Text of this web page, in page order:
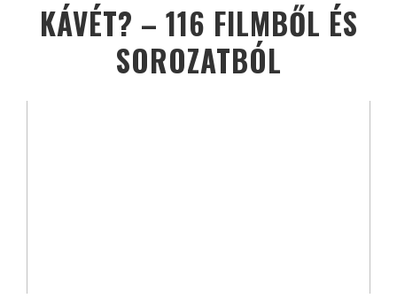
KÁVÉT? – 116 FILMBŐL ÉS
SOROZATBÓL